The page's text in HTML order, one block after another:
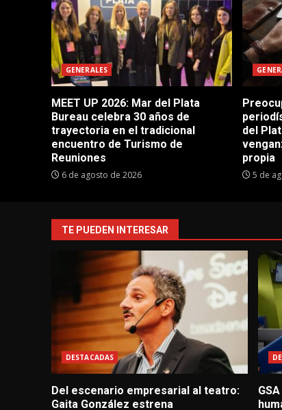
GENERALES
MEET UP 2026: Mar del Plata
Bureau celebra 30 años de
trayectoria en el tradicional
encuentro de Turismo de
Reuniones
6 de agosto de 2026
del
propia
5 de
TE PUEDEN INTERESAR
DESTACADAS
Del escenario empresarial al teatro:
Gaita González estrena